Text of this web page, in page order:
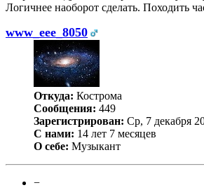
Логичнее наоборот сделать. Походить
www_eee_8050
Откуда: Кострома
Сообщения: 449
Зарегистрирован: Ср, 7 декабря
С нами: 14 лет 7 месяцев
О себе: Музыкант
−